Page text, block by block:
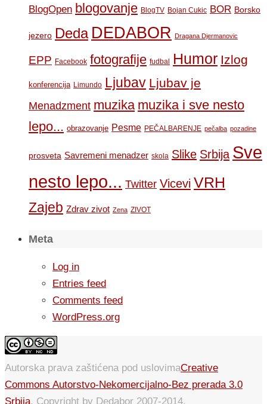
BlogOpen blogovanje BlogTV Bojan Cukic BOR Borsko
jezero Deda DEDABOR Dragana Djermanovic
EPP Facebook fotografije fudbal Humor Izlog
konferencija Limundo Ljubav Ljubav je
Menadzment muzika muzika i sve nesto
lepo... obrazovanje Pesme PEČALBARENJE pečalba pozadine
prosveta Savremeni menadzer skola Slike Srbija Sve
nesto lepo... Twitter Vicevi VRH
Zajeb Zdrav zivot Zena ZIVOT
Meta
Log in
Entries feed
Comments feed
WordPress.org
Autorska prava zaštićena pod uslovimaCreative
Commons Autorstvo-Nekomercijalno-Bez prerada 3.0
Srbija. Copyright by Dedabor 2007-2014.